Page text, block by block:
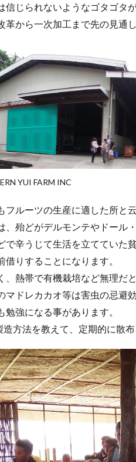
信じられないようなゴタゴタ
から一次加工まで先の見通
YUI FARM INC
フルーツの生産に適した所と
、殆どがデルモンテやドール
で辛うじて生活を立てていた
りすることになります。
、熱帯で有機栽培など無理だ
マドレカカオ等は害虫の忌避
強になる事があります。
方法を教えて、定期的に散